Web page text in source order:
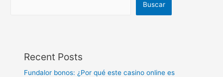
Buscar
Recent Posts
Fundalor bonos: ¿Por qué este casino online es